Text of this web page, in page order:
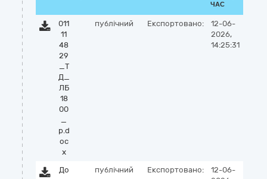
ЧАС
011
11
48
29
_Т
Д_
ЛБ
18
00
_
р.d
oc
x
публічний Експортовано:
12-06-
2026,
14:25:31
До
публічний Експортовано:
12-06-